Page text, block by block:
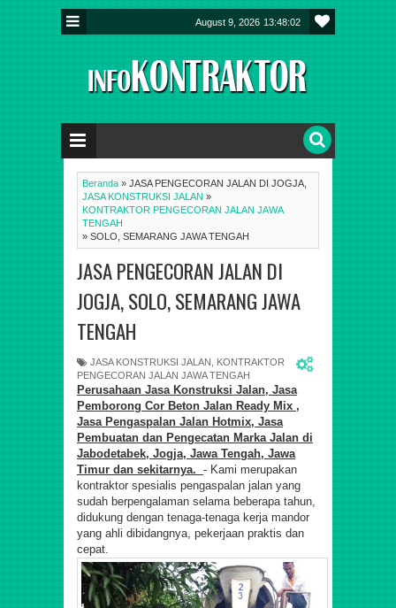
August 9, 2026 13:48:02
Beranda »
JASA KONSTRUKSI JALAN »
KONTRAKTOR PENGECORAN JALAN JAWA
TENGAH
»
JASA PENGECORAN JALAN DI JOGJA,
SOLO, SEMARANG JAWA TENGAH
JASA PENGECORAN JALAN DI
JOGJA, SOLO, SEMARANG JAWA
TENGAH
JASA KONSTRUKSI JALAN
KONTRAKTOR
PENGECORAN JALAN JAWA TENGAH
Perusahaan Jasa Konstruksi Jalan, Jasa
Pemborong Cor Beton Jalan Ready Mix ,
Jasa Pengaspalan Jalan Hotmix, Jasa
Pembuatan dan Pengecatan Marka Jalan di
Jabodetabek, Jogja, Jawa Tengah, Jawa
Timur dan sekitarnya. - Kami merupakan
kontraktor spesialis pengaspalan jalan yang
sudah berpengalaman selama beberapa tahun,
didukung dengan tenaga-tenaga kerja mandor
yang ahli dibidangnya, pekerjaan praktis dan
cepat.